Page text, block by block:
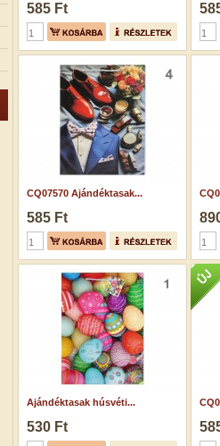
585 Ft
CQ07570 Ajándéktasak...
585 Ft
Ajándéktasak húsvéti...
530 Ft